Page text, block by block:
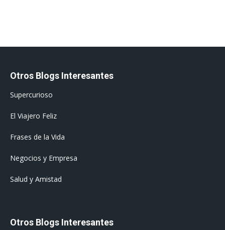
Otros Blogs Interesantes
Supercurioso
El Viajero Feliz
Frases de la Vida
Negocios y Empresa
Salud y Amistad
Otros Blogs Interesantes